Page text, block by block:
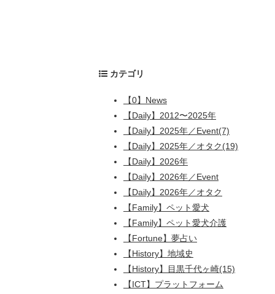
カテゴリ
【0】News
【Daily】2012〜2025年
【Daily】2025年／Event(7)
【Daily】2025年／オタク(19)
【Daily】2026年
【Daily】2026年／Event
【Daily】2026年／オタク
【Family】ペット愛犬
【Family】ペット愛犬介護
【Fortune】夢占い
【History】地域史
【History】目黒千代ヶ崎(15)
【ICT】プラットフォーム